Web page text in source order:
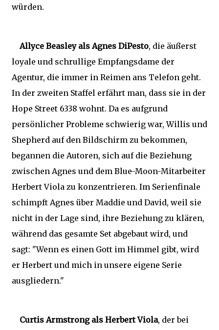
würden.
Allyce Beasley als Agnes DiPesto, die äußerst
loyale und schrullige Empfangsdame der
Agentur, die immer in Reimen ans Telefon geht.
In der zweiten Staffel erfährt man, dass sie in der
Hope Street 6338 wohnt. Da es aufgrund
persönlicher Probleme schwierig war, Willis und
Shepherd auf den Bildschirm zu bekommen,
begannen die Autoren, sich auf die Beziehung
zwischen Agnes und dem Blue-Moon-Mitarbeiter
Herbert Viola zu konzentrieren. Im Serienfinale
schimpft Agnes über Maddie und David, weil sie
nicht in der Lage sind, ihre Beziehung zu klären,
während das gesamte Set abgebaut wird, und
sagt: "Wenn es einen Gott im Himmel gibt, wird
er Herbert und mich in unsere eigene Serie
ausgliedern."
Curtis Armstrong als Herbert Viola, der bei